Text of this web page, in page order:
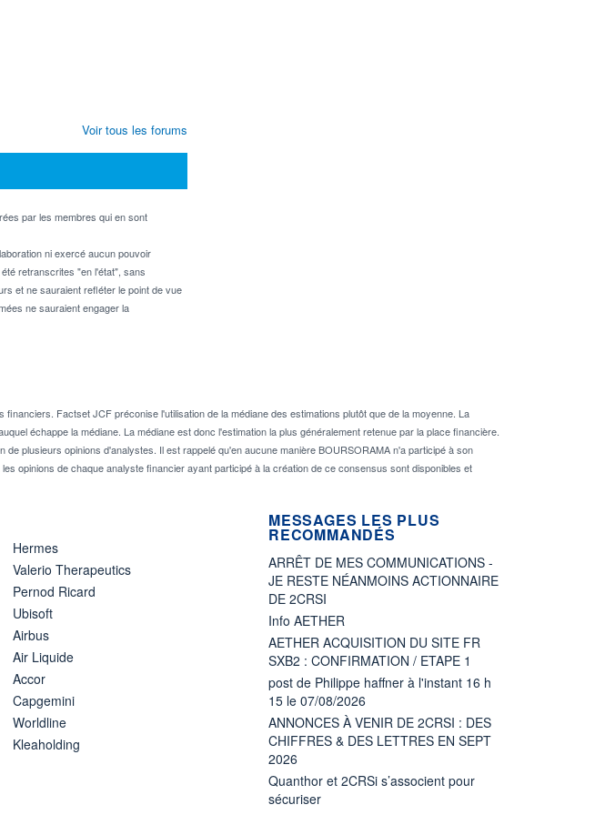
par les membres qui en sont
ni exercé aucun pouvoir
retranscrites "en l'état", sans
et ne sauraient refléter le point de vue
ne sauraient engager la
Voir tous les forums
Factset JCF préconise l'utilisation de la médiane des estimations plutôt que de la moyenne. La
échappe la médiane. La médiane est donc l'estimation la plus généralement retenue par la place financière.
plusieurs opinions d'analystes. Il est rappelé qu'en aucune manière BOURSORAMA n'a participé à son
opinions de chaque analyste financier ayant participé à la création de ce consensus sont disponibles et
Hermes
Valerio Therapeutics
Pernod Ricard
Ubisoft
Airbus
Air Liquide
Accor
Capgemini
Worldline
Kleaholding
MESSAGES LES PLUS
RECOMMANDÉS
ARRÊT DE MES COMMUNICATIONS -
JE RESTE NÉANMOINS ACTIONNAIRE
DE 2CRSI
Info AETHER
AETHER ACQUISITION DU SITE FR
SXB2 : CONFIRMATION / ETAPE 1
post de Philippe haffner à l'instant 16 h
15 le 07/08/2026
ANNONCES À VENIR DE 2CRSI : DES
CHIFFRES & DES LETTRES EN SEPT
2026
Quanthor et 2CRSi s’associent pour
sécuriser